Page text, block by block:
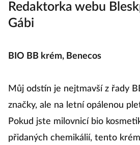
Redaktorka webu
Gábi
BIO BB krém, Benecos
Můj odstín je nejtmavší z řady
značky, ale na letní opálenou
Pokud jste milovnicí bio
přidaných chemikálií, tento